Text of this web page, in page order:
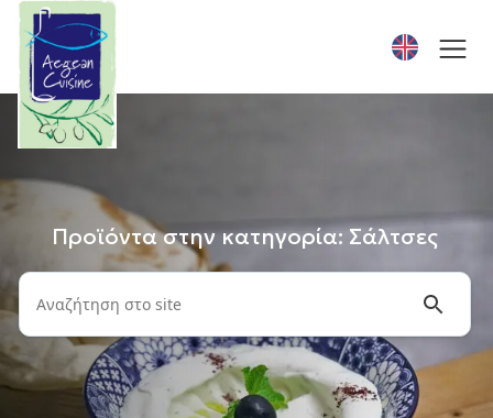
Προϊόντα στην κατηγορία: Σάλτσες